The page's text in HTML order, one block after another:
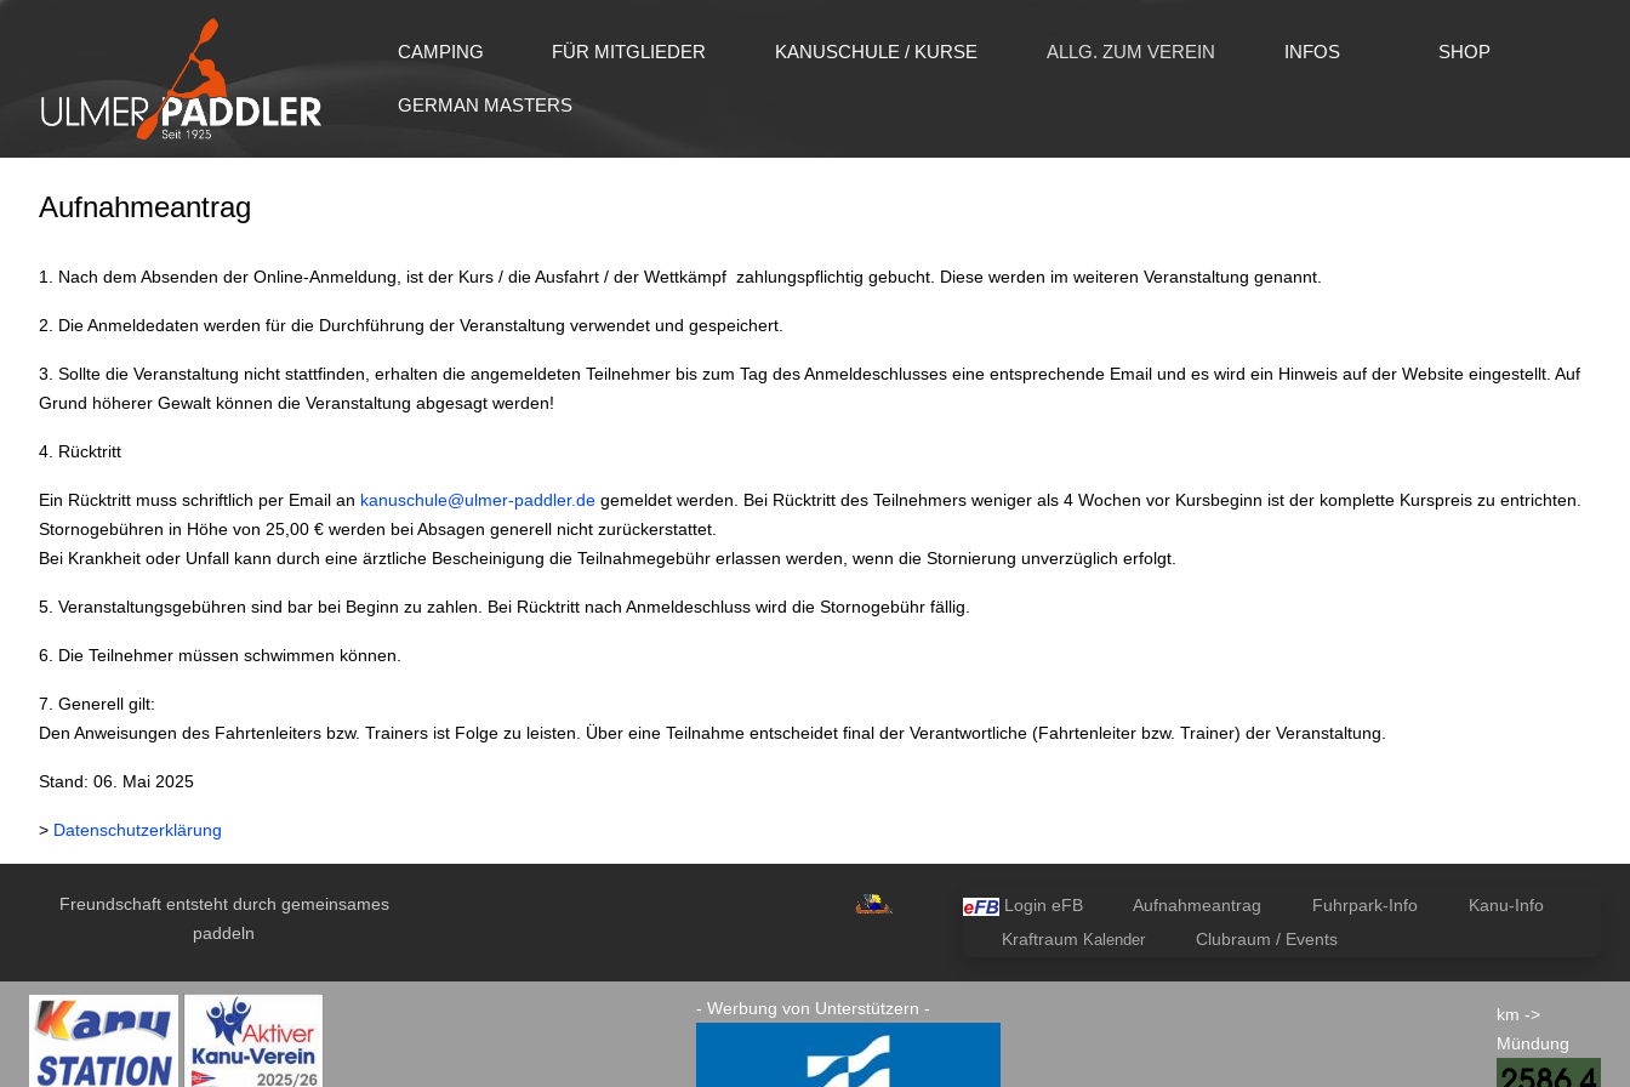
CAMPING FÜR MITGLIEDER KANUSCHULE / KURSE ALLG. ZUM VEREIN INFOS SHOP
GERMAN MASTERS
Aufnahmeantrag
1. Nach dem Absenden der Online-Anmeldung, ist der Kurs / die Ausfahrt / der Wettkämpf zahlungspflichtig gebucht. Diese werden im weiteren Veranstaltung genannt.
2. Die Anmeldedaten werden für die Durchführung der Veranstaltung verwendet und gespeichert.
3. Sollte die Veranstaltung nicht stattfinden, erhalten die angemeldeten Teilnehmer bis zum Tag des Anmeldeschlusses eine entsprechende Email und es wird ein Hinweis auf der Website eingestellt. Auf
Grund höherer Gewalt können die Veranstaltung abgesagt werden!
4. Rücktritt
Ein Rücktritt muss schriftlich per Email an kanuschule@ulmer-paddler.de gemeldet werden. Bei Rücktritt des Teilnehmers weniger als 4 Wochen vor Kursbeginn ist der komplette Kurspreis zu entrichten.
Stornogebühren in Höhe von 25,00 € werden bei Absagen generell nicht zurückerstattet.
Bei Krankheit oder Unfall kann durch eine ärztliche Bescheinigung die Teilnahmegebühr erlassen werden, wenn die Stornierung unverzüglich erfolgt.
5. Veranstaltungsgebühren sind bar bei Beginn zu zahlen. Bei Rücktritt nach Anmeldeschluss wird die Stornogebühr fällig.
6. Die Teilnehmer müssen schwimmen können.
7. Generell gilt:
Den Anweisungen des Fahrtenleiters bzw. Trainers ist Folge zu leisten. Über eine Teilnahme entscheidet final der Verantwortliche (Fahrtenleiter bzw. Trainer) der Veranstaltung.
Stand: 06. Mai 2025
> Datenschutzerklärung
Freundschaft entsteht durch gemeinsames
paddeln
Login eFB Aufnahmeantrag Fuhrpark-Info
Kanu-Info
Kraftraum Kalender Clubraum / Events
- Werbung von Unterstützern -
km ->
Mündung